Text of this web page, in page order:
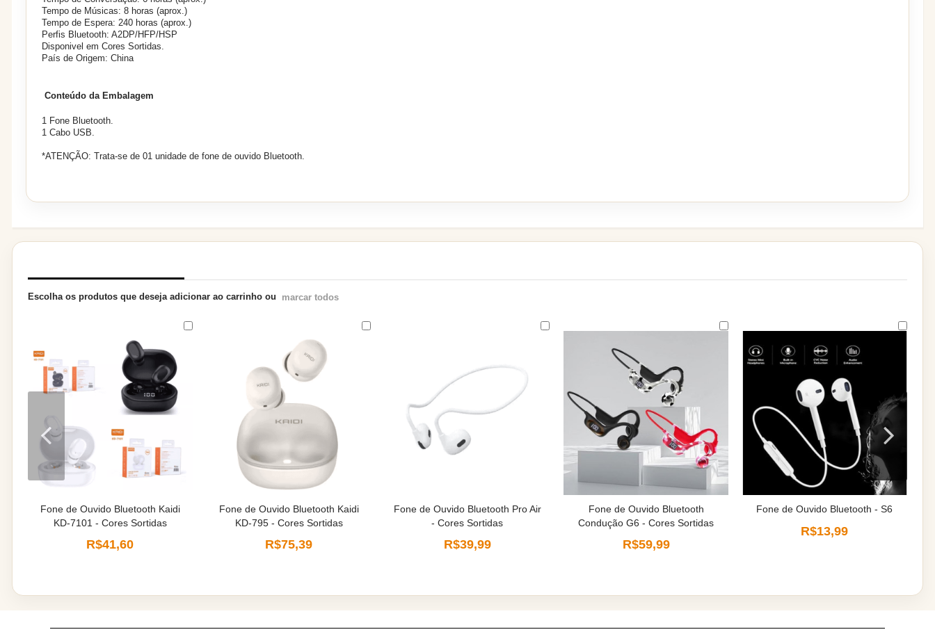
Tempo de Músicas: 8 horas (aprox.)
Tempo de Espera: 240 horas (aprox.)
Perfis Bluetooth: A2DP/HFP/HSP
Disponivel em Cores Sortidas.
País de Origem: China
Conteúdo da Embalagem
1 Fone Bluetooth.
1 Cabo USB.
*ATENÇÃO: Trata-se de 01 unidade de fone de ouvido Bluetooth.
Escolha os produtos que deseja adicionar ao carrinho ou marcar todos
Fone de Ouvido Bluetooth Kaidi
KD-7101 - Cores Sortidas
R$41,60
Fone de Ouvido Bluetooth Kaidi
KD-795 - Cores Sortidas
R$75,39
Fone de Ouvido Bluetooth Pro Air
- Cores Sortidas
R$39,99
Fone de Ouvido Bluetooth
Condução G6 - Cores Sortidas
R$59,99
Fone de Ouvido Bluetooth - S6
R$13,99